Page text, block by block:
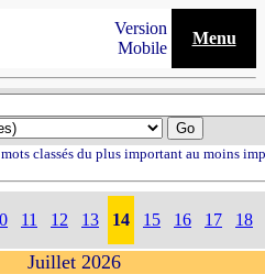
Version
Mobile
Menu
classés du plus important au moins
11 12 13 14 15 16 17 18
Juillet 2026